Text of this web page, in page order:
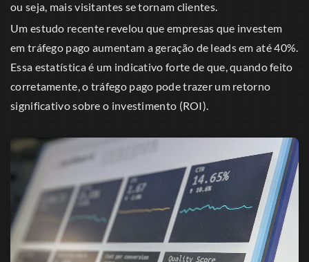
ou seja, mais visitantes se tornam clientes.
Um estudo recente revelou que empresas que investem
em tráfego pago aumentam a geração de leads em até 40%.
Essa estatística é um indicativo forte de que, quando feito
corretamente, o tráfego pago pode trazer um retorno
significativo sobre o investimento (ROI).